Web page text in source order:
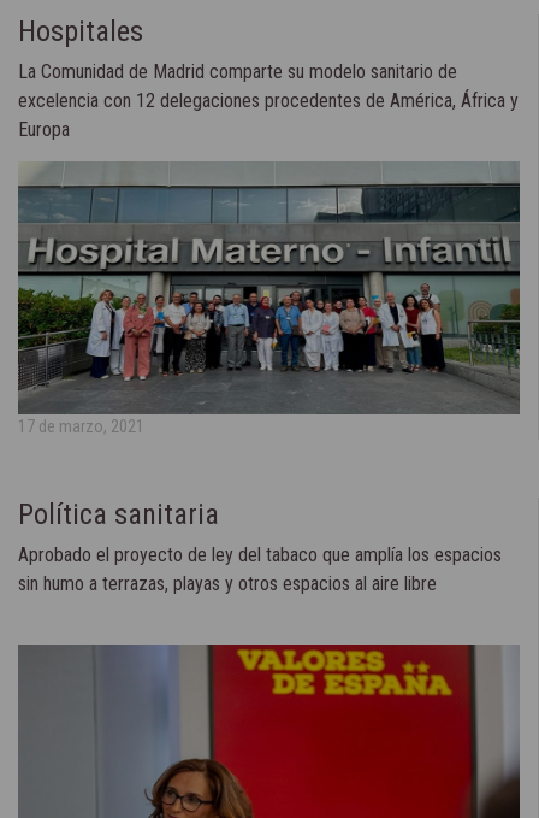
Hospitales
La Comunidad de Madrid comparte su modelo sanitario de
excelencia con 12 delegaciones procedentes de América, África y
Europa
17 de marzo, 2021
Política sanitaria
Aprobado el proyecto de ley del tabaco que amplía los espacios
sin humo a terrazas, playas y otros espacios al aire libre